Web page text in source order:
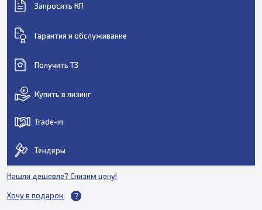
Запросить КП
Гарантия и обслуживание
Получить ТЗ
Купить в лизинг
Trade-in
Тендеры
Нашли дешевле? Снизим цену!
Хочу в подарок